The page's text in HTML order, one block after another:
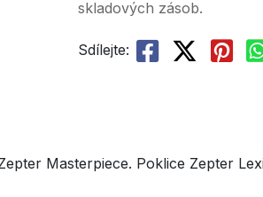
skladových zásob.
Sdílejte:
Masterpiece. Poklice Zepter